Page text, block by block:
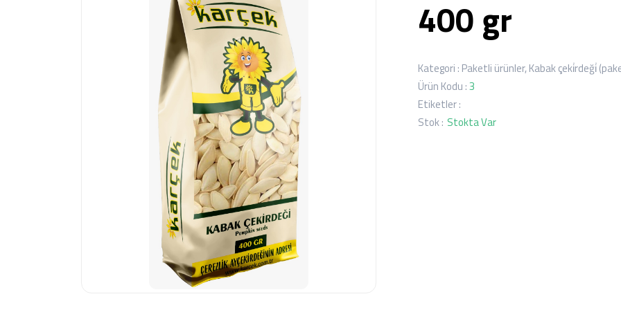
400 gr
Kategori : Paketli ürünler,Kabak çeki̇rdeği̇
Ürün Kodu :3
Etiketler :
Stok : Stokta Var